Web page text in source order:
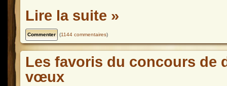
Lire la suite »
(1144 commentaires)
Les favoris du concours de
vœux